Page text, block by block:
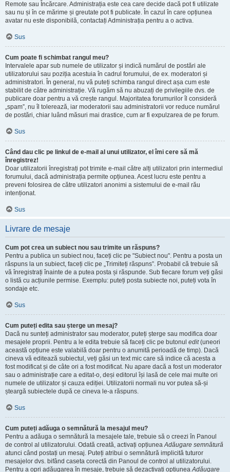
Remote sau Încărcare. Administrația este cea care decide dacă pot fi utilizate
sau nu și în ce mărime și greutate pot fi publicate. În cazul în care opțiunea
avatar nu este disponibilă, contactați Administrația pentru a o activa.
Sus
Cum poate fi schimbat rangul meu?
Intervalele apar sub numele de utilizator și indică numărul de postări ale
utilizatorului sau poziția acestuia în cadrul forumului, de ex. moderatori și
administratori. În general, nu vă puteți schimba rangul direct așa cum este
stabilit de către administrație. Vă rugăm să nu abuzați de privilegiile dvs. de
publicare doar pentru a vă crește rangul. Majoritatea forumurilor îl consideră
„spam”, nu îl tolerează, iar moderatorii sau administratorii vor reduce numărul
de postări, chiar luând măsuri mai drastice, cum ar fi expulzarea de pe forum.
Sus
Când dau clic pe linkul de e-mail al unui utilizator, el îmi cere să mă
înregistrez!
Doar utilizatorii înregistrați pot trimite e-mail către alți utilizatori prin intermediul
forumului, dacă administrația permite opțiunea. Acest lucru este pentru a
preveni folosirea de către utilizatori anonimi a sistemului de e-mail rău
intenționat.
Sus
Livrare de mesaje
Cum pot crea un subiect nou sau trimite un răspuns?
Pentru a publica un subiect nou, faceți clic pe "Subiect nou". Pentru a posta un
răspuns la un subiect, faceți clic pe „Trimiteți răspuns”. Probabil că trebuie să
vă înregistrați înainte de a putea posta și răspunde. Sub fiecare forum veți găsi
o listă cu acțiunile permise. Exemplu: puteți posta subiecte noi, puteți vota în
sondaje etc.
Sus
Cum puteți edita sau șterge un mesaj?
Dacă nu sunteți administrator sau moderator, puteți șterge sau modifica doar
mesajele proprii. Pentru a le edita trebuie să faceți clic pe butonul edit(uneori
această opțiune este valabilă doar pentru o anumită perioadă de timp). Dacă
cineva vă editează subiectul, veți găsi un text mic care să indice că acesta a
fost modificat și de câte ori a fost modificat. Nu apare dacă a fost un moderator
sau o administrație care a editat-o, deși editorul își lasă de cele mai multe ori
numele de utilizator și cauza ediției. Utilizatorii normali nu vor putea să-și
șteargă subiectele după ce cineva le-a răspuns.
Sus
Cum puteți adăuga o semnătură la mesajul meu?
Pentru a adăuga o semnătură la mesajele tale, trebuie să o creezi în Panoul
de control al utilizatorului. Odată creată, activați opțiuneaAdăugare semnătură
atunci când postați un mesaj. Puteți atribui o semnătură implicită tuturor
mesajelor dvs. bifând caseta corectă din Panoul de control al utilizatorului.
Pentru a opri adăugarea în mesaje, trebuie să dezactivați opțiuneaAdăugare